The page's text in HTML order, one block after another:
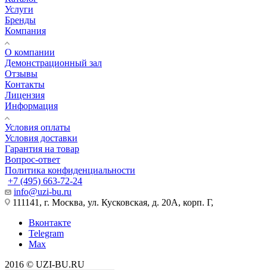
Услуги
Бренды
Компания
О компании
Демонстрационный зал
Отзывы
Контакты
Лицензия
Информация
Условия оплаты
Условия доставки
Гарантия на товар
Вопрос-ответ
Политика конфиденциальности
+7 (495) 663-72-24
info@uzi-bu.ru
111141, г. Москва, ул. Кусковская, д. 20А, корп. Г,
Вконтакте
Telegram
Max
2016 © UZI-BU.RU